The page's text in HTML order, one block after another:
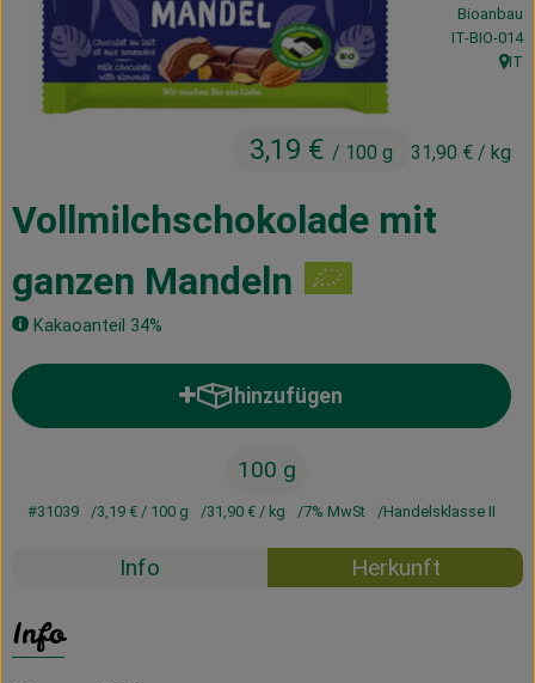
Kühltheke
Vorratskammer
Lieferservice
Neues vom Hof
Blog
Vollmilchschokolade mit
ganzen Mandeln
Kakaoanteil 34%
3,19 € / 100 g 31,90 € / kg
Bioanbau
,IT-BIO-014
,
IT
hinzufügen
Produkt zum Warenkorb
100 g
#31039 3,19 € / 100 g 31,90 € / kg 7% MwSt Handelsklasse II
Info Herkunft
Info